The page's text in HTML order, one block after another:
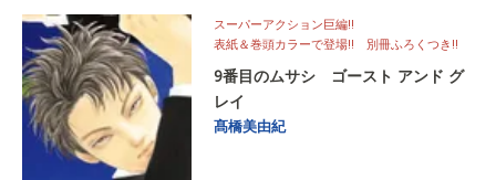
スーパーアクション巨編!!
表紙＆巻頭カラーで登場!! 別冊ふろくつき!!
9番目のムサシ ゴースト アンド グ
レイ
髙橋美由紀